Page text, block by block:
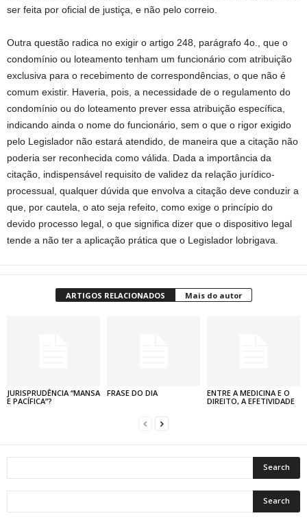
ser feita por oficial de justiça, e não pelo correio.
Outra questão radica no exigir o artigo 248, parágrafo 4o., que o
condomínio ou loteamento tenham um funcionário com atribuição
exclusiva para o recebimento de correspondências, o que não é
comum existir. Haveria, pois, a necessidade de o regulamento do
condomínio ou do loteamento prever essa atribuição específica,
indicando ainda o nome do funcionário, sem o que o rigor exigido
pelo Legislador não estará atendido, de maneira que a citação não
poderia ser reconhecida como válida. Dada a importância da
citação, indispensável requisito de validez da relação jurídico-
processual, qualquer dúvida que envolva a citação deve conduzir a
que, por cautela, o ato seja refeito, como exige o princípio do
devido processo legal, o que significa dizer que o dispositivo legal
tende a não ter a aplicação prática que o Legislador lobrigava.
ARTIGOS RELACIONADOS Mais do autor
JURISPRUDÊNCIA “MANSA
E PACÍFICA”?
FRASE DO DIA
ENTRE A MEDICINA E O
DIREITO, A EFETIVIDADE